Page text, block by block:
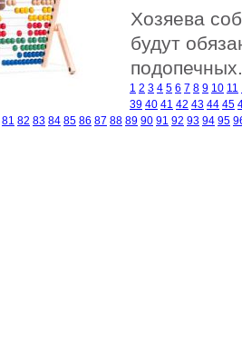
Хозяева
будут
подопечных.
1 2 3 4 5 6 7 8 9 10 11
39 40 41 42 43 44 45
81 82 83 84 85 86 87 88 89 90 91 92 93 94 95